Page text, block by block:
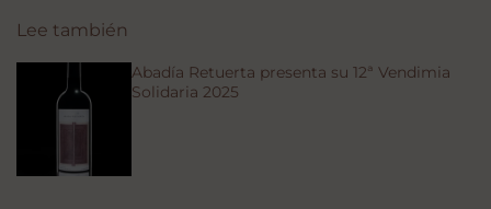
Lee también
Abadía Retuerta presenta su 12ª Vendimia
Solidaria 2025